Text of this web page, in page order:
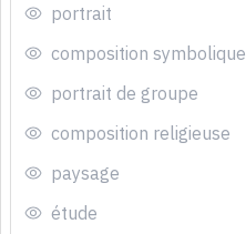
portrait
composition symbolique
portrait de groupe
composition religieuse
paysage
étude